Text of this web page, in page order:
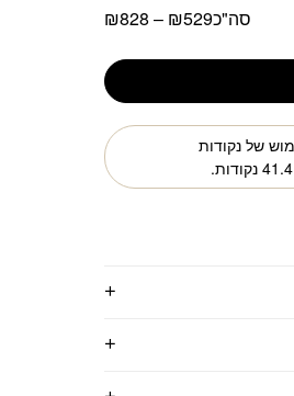
סה"כ ₪529
–
₪828
של נקודות
41.4נקודות.